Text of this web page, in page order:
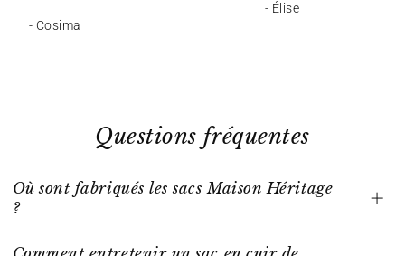
- Cosima
- Élise
Questions fréquentes
Où sont fabriqués les sacs Maison Héritage
?